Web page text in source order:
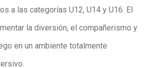
a las categorías U12, U14 y U16. El
la diversión, el compañerismo y
en un ambiente totalmente